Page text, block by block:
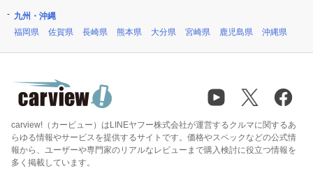
九州・沖縄
福岡県
佐賀県 長崎県 熊本県 大分県 宮崎県 鹿児島県 沖縄県
carview!（カービュー）はLINEヤフー株式会社が運営するクルマに関するあ
らゆる情報やサービスを提供するサイトです。価格やスペックなどの公式情
報から、ユーザーや専門家のリアルなレビューまで購入検討に役立つ情報を
多く掲載しています。